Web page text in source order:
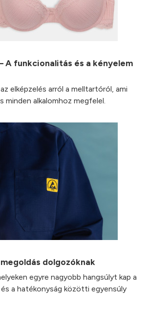
A funkcionalitás és a kényelem
elképzelés arról a melltartóról, ami
minden alkalomhoz megfelel.
dolgozóknak
egyre nagyobb hangsúlyt kap a
a hatékonyság közötti egyensúly